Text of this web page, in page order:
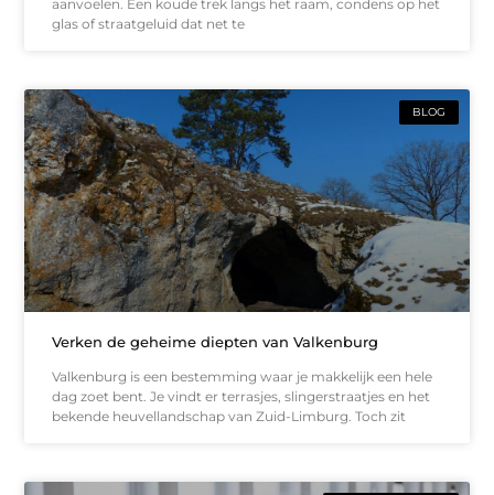
aanvoelen. Een koude trek langs het raam, condens op het
glas of straatgeluid dat net te
BLOG
Verken de geheime diepten van Valkenburg
Valkenburg is een bestemming waar je makkelijk een hele
dag zoet bent. Je vindt er terrasjes, slingerstraatjes en het
bekende heuvellandschap van Zuid-Limburg. Toch zit